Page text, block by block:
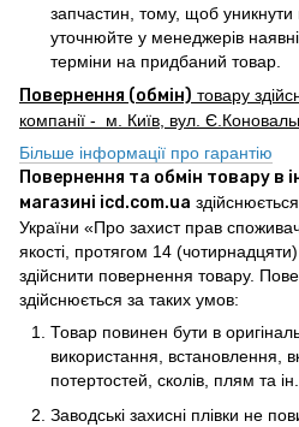
запчастин, тому, щоб уникнути
уточнюйте у менеджерів
терміни на придбаний товар.
Повернення (обмін) товару
компанії - м. Київ, вул.
Більше інформації про гарантію
Повернення та обмін товару в
магазині icd.com.ua
України «Про захист прав
якості, протягом 14
здійснити повернення товару.
здійснюється за таких умов:
Товар повинен бути в
використання, встановлення,
потертостей, сколів, плям та ін.
Заводські захисні плівки не